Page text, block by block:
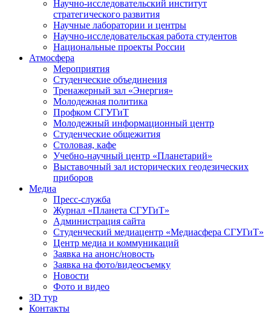
Научно-исследовательский институт
стратегического развития
Научные лаборатории и центры
Научно-исследовательская работа студентов
Национальные проекты России
Атмосфера
Мероприятия
Студенческие объединения
Тренажерный зал «Энергия»
Молодежная политика
Профком СГУГиТ
Молодежный информационный центр
Студенческие общежития
Столовая, кафе
Учебно-научный центр «Планетарий»
Выставочный зал исторических геодезических
приборов
Медиа
Пресс-служба
Журнал «Планета СГУГиТ»
Администрация сайта
Студенческий медиацентр «Медиасфера СГУГиТ»
Центр медиа и коммуникаций
Заявка на анонс/новость
Заявка на фото/видеосъемку
Новости
Фото и видео
3D тур
Контакты